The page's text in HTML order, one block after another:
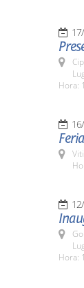
Hora:
Hora: